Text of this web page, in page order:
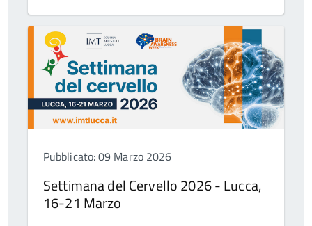
Pubblicato: 09 Marzo 2026
Settimana del Cervello 2026 - Lucca,
16-21 Marzo